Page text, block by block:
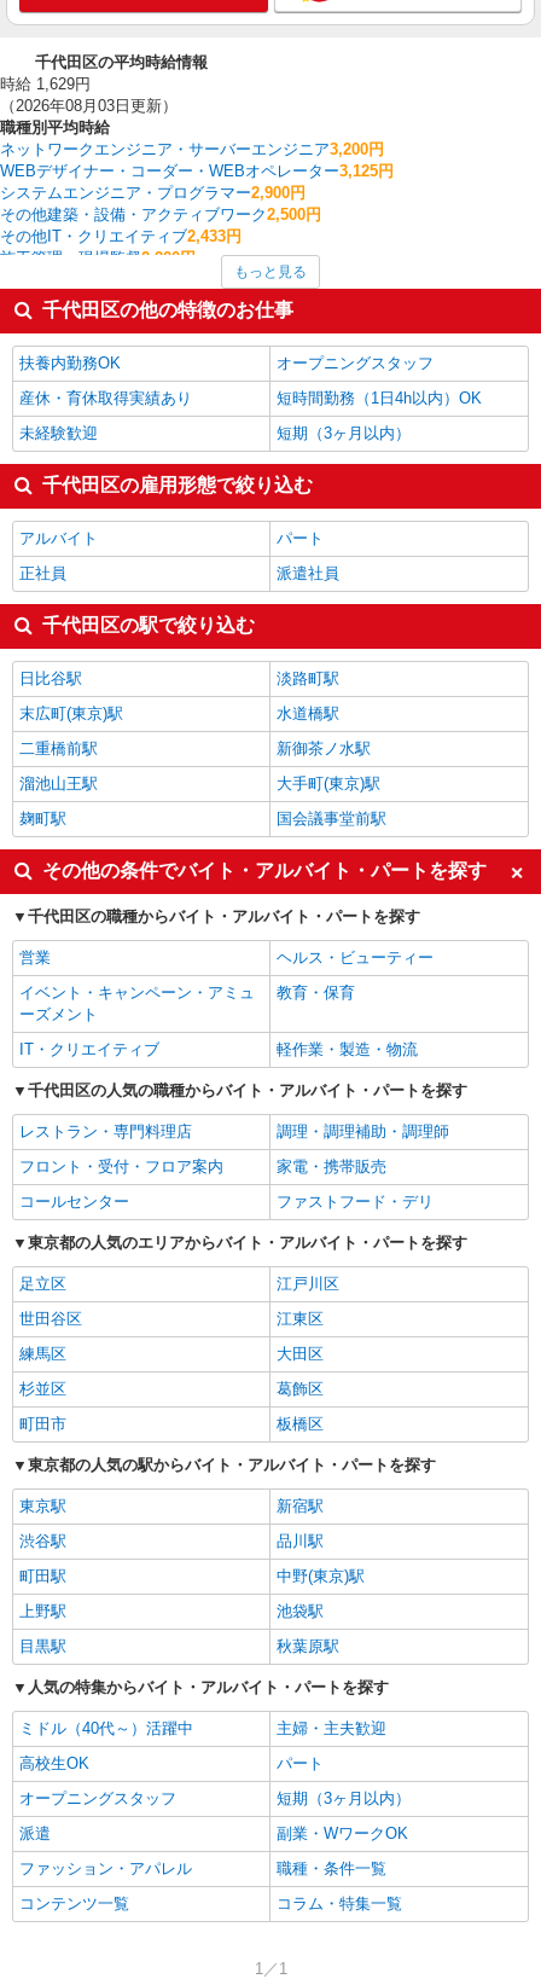
千代田区の平均時給情報
時給 1,629円
（2026年08月03日更新）
職種別平均時給
ネットワークエンジニア・サーバーエンジニア3,200円
WEBデザイナー・コーダー・WEBオペレーター3,125円
システムエンジニア・プログラマー2,900円
その他建築・設備・アクティブワーク2,500円
その他IT・クリエイティブ2,433円
施工管理・現場監督2,200円
WEBディレクター・WEBプロデューサー2,083円
CADオペレーター・積算2,050円
ライター・編集・校正・フォトグラファー2,000円
千代田区の他の職種の平均時給を見る
もっと見る
千代田区の他の特徴のお仕事
扶養内勤務OK
オープニングスタッフ
産休・育休取得実績あり
短時間勤務（1日4h以内）OK
未経験歓迎
短期（3ヶ月以内）
千代田区の雇用形態で絞り込む
アルバイト
パート
正社員
派遣社員
千代田区の駅で絞り込む
日比谷駅
淡路町駅
末広町(東京)駅
水道橋駅
二重橋前駅
新御茶ノ水駅
溜池山王駅
大手町(東京)駅
麹町駅
国会議事堂前駅
その他の条件でバイト・アルバイト・パートを探す
千代田区の職種からバイト・アルバイト・パートを探す
営業
ヘルス・ビューティー
イベント・キャンペーン・アミュ
ーズメント
教育・保育
IT・クリエイティブ 軽作業・製造・物流
千代田区の人気の職種からバイト・アルバイト・パートを探す
レストラン・専門料理店
調理・調理補助・調理師
フロント・受付・フロア案内
家電・携帯販売
コールセンター
ファストフード・デリ
東京都の人気のエリアからバイト・アルバイト・パートを探す
足立区
江戸川区
世田谷区
江東区
練馬区
大田区
杉並区
葛飾区
町田市
板橋区
東京都の人気の駅からバイト・アルバイト・パートを探す
東京駅
新宿駅
渋谷駅
品川駅
町田駅
中野(東京)駅
上野駅
池袋駅
目黒駅
秋葉原駅
人気の特集からバイト・アルバイト・パートを探す
ミドル（40代～）活躍中
主婦・主夫歓迎
高校生OK
パート
オープニングスタッフ
短期（3ヶ月以内）
派遣
副業・WワークOK
ファッション・アパレル
職種・条件一覧
コンテンツ一覧
コラム・特集一覧
1／1